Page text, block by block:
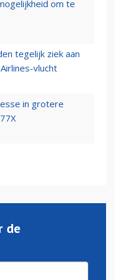
om te
tegelijk ziek aan
vlucht
in grotere
de